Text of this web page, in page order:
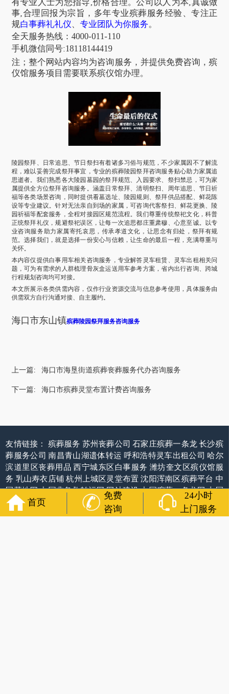
有专业人士为您指导,价格合理。公司以人为本,真诚做
事,合理回报为宗旨，多年专业殡葬服务经验、专注正
规白事葬礼礼仪、 专业团队为你服务。
全天服务热线：4000-011-110
手机微信同号:18118144419
注；整个网站内容均为咨询服务，并提供免费咨询，殡
仪馆服务项目需要联系殡仪馆办理。
陵园祭拜、日常追思、节日祭扫有着诸多习俗与规范，不少家属因不了解流
程，难以妥善完成祭拜事宜，专业的殡葬陵园祭拜咨询服务贴心助力家属追
思逝者。我们熟悉各大陵园墓园的祭拜规范、入园要求、祭扫禁忌，可为家
属提供全方位祭拜咨询服务。涵盖日常祭拜、清明祭扫、周年追思、节日祈
福等各类场景咨询，同时提供看墓选址、陵园规则、祭拜供品搭配、鲜花陈
设等专业建议。针对无法亲自到场的家属，可咨询代客祭扫、鲜花更换、陵
园祈福等配套服务，全程对接园区规范流程。我们尊重传统祭祀文化，科普
正统祭拜礼仪，规避祭祀误区，让每一次追思都庄重肃穆、心意至诚。以专
业咨询服务助力家属寄托哀思，传承孝道文化，让思念有归处，祭拜有规
范。选择我们，就是选择一份安心与信赖，让生命的最后一程，充满尊重与
关怀。
本内容仅提供白事用车相关咨询服务，专业解答灵车租赁、灵车出租相关问
题，可为有需求的人群梳理骨灰盒运送用车参考方案，省内出行咨询、跨城
行程规划咨询均可对接。
本文所展示各类供需内容，仅作行业资源交流与信息参考使用，具体服务由
供需双方自行沟通对接、自主履约。
海口市东山镇殡葬陵园祭拜服务咨询服务
上一篇: 海口市海垦街道殡葬丧葬服务代办咨询服务
下一篇: 海口市殡葬灵堂布置计费咨询服务
友情链接： 殡葬服务 苏州丧葬公司石家庄殡葬一条龙长沙殡
葬服务公司南昌青山湖遗体转运 呼和浩特灵车出租公司哈尔
滨道里区丧葬用品西宁城东区白事服务潍坊奎文区殡仪馆服
务 乳山寿衣店铺杭州上城区灵堂布置沈阳浑南区殡葬平台 中
国墓地网中国非急救转运网网站建设中国殡葬一条龙网中国
救护车网葬花店 葬花服务网
首页
免费
咨询
24小时
上门服务